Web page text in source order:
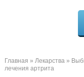
в
спине
Главная » Лекарства»
лечения артрита